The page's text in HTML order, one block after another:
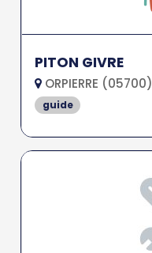
PITON GIVRE
ORPIERRE (05700)
guide